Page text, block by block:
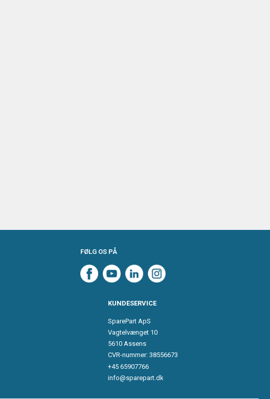
FØLG OS PÅ
KUNDESERVICE
SparePart ApS
Vagtelvænget 10
5610 Assens
CVR-nummer: 38556673
+45 65907766
info@sparepart.dk